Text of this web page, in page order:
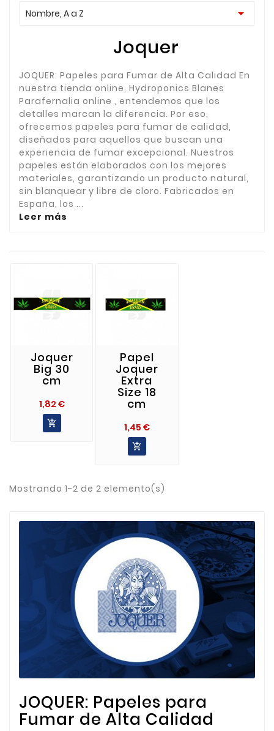
Nombre, A a Z 
Joquer
JOQUER: Papeles para Fumar de Alta Calidad En
nuestra tienda online, Hydroponics Blanes
Parafernalia online , entendemos que los
detalles marcan la diferencia. Por eso,
ofrecemos papeles para fumar de calidad,
diseñados para aquellos que buscan una
experiencia de fumar excepcional. Nuestros
papeles están elaborados con los mejores
materiales, garantizando un producto natural,
sin blanquear y libre de cloro. Fabricados en
España, los ...
Leer más
Joquer
Big 30
cm
1,82 €Precio

Papel
Joquer
Extra
Size 18
cm
1,45 €Precio

Mostrando 1-2 de 2 elemento(s)
JOQUER: Papeles para
Fumar de Alta Calidad